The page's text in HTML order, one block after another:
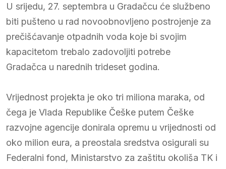
U srijedu, 27. septembra u Gradačcu će službeno
biti pušteno u rad novoobnovljeno postrojenje za
prečišćavanje otpadnih voda koje bi svojim
kapacitetom trebalo zadovoljiti potrebe
Gradačca u narednih trideset godina.
Vrijednost projekta je oko tri miliona maraka, od
čega je Vlada Republike Češke putem Češke
razvojne agencije donirala opremu u vrijednosti od
oko milion eura, a preostala sredstva osigurali su
Federalni fond, Ministarstvo za zaštitu okoliša TK i